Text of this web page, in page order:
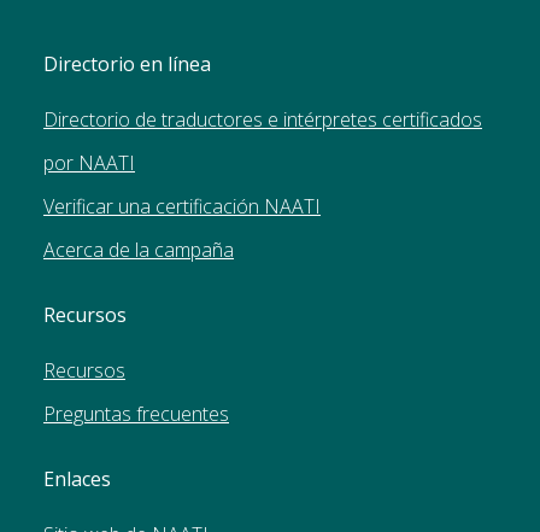
Directorio en línea
Directorio de traductores e intérpretes certificados
por NAATI
Verificar una certificación NAATI
Acerca de la campaña
Recursos
Recursos
Preguntas frecuentes
Enlaces